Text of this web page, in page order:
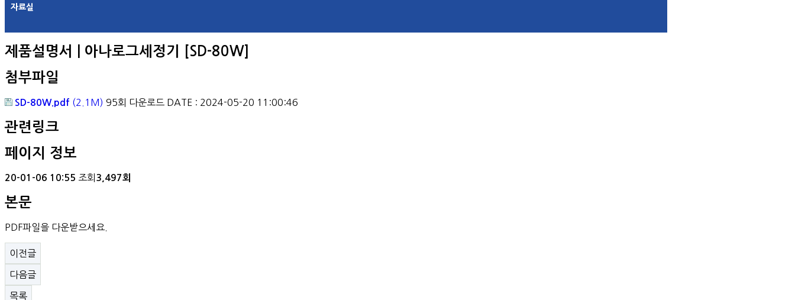
자료실
제품설명서 | 아나로그세정기 [SD-80W]
첨부파일
SD-80W.pdf (2.1M) 95회 다운로드 DATE : 2024-05-20 11:00:46
관련링크
페이지 정보
20-01-06 10:55 조회 3,497회
본문
PDF파일을 다운받으세요.
이전글
다음글
목록